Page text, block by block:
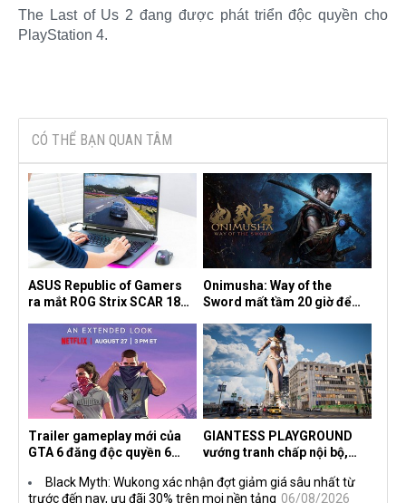
The Last of Us 2 đang được phát triển độc quyền cho
PlayStation 4.​
CÓ THỂ BẠN QUAN TÂM
ASUS Republic of Gamers
ra mắt ROG Strix SCAR 18
Onimusha: Way of the
Sword mất tầm 20 giờ để
dành cho newbie và lão làng
Trailer gameplay mới của
GTA 6 đăng độc quyền 6
đang quá tham?
GIANTESS PLAYGROUND
vướng tranh chấp nội bộ,
ngầm chiếm đoạt doanh thu
Black Myth: Wukong xác nhận đợt giảm giá sâu nhất từ
trước đến nay, ưu đãi 30% trên mọi nền tảng 06/08/2026